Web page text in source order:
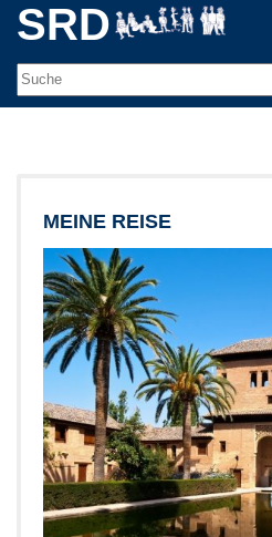
SRD
MEINE REISE